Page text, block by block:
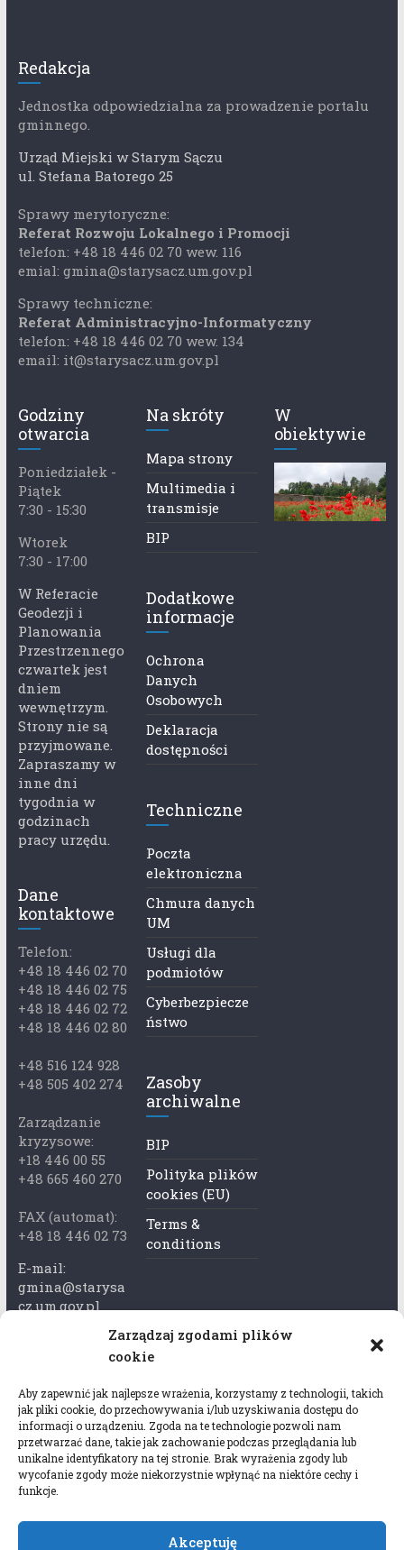
Zarządzaj zgodami plików
cookie
Aby zapewnić jak najlepsze wrażenia, korzystamy z technologii, takich
jak pliki cookie, do przechowywania i/lub uzyskiwania dostępu do
informacji o urządzeniu. Zgoda na te technologie pozwoli nam
przetwarzać dane, takie jak zachowanie podczas przeglądania lub
unikalne identyfikatory na tej stronie. Brak wyrażenia zgody lub
wycofanie zgody może niekorzystnie wpłynąć na niektóre cechy i
funkcje.
Akceptuję
Redakcja
Jednostka odpowiedzialna za prowadzenie portalu
gminnego.
Urząd Miejski w Starym Sączu
ul. Stefana Batorego 25
Sprawy merytoryczne:
Referat Rozwoju Lokalnego i Promocji
telefon: +48 18 446 02 70 wew. 116
emial: gmina@starysacz.um.gov.pl
Sprawy techniczne:
Referat Administracyjno-Informatyczny
telefon: +48 18 446 02 70 wew. 134
email: it@starysacz.um.gov.pl
Godziny
otwarcia
Poniedziałek -
Piątek
7:30 - 15:30
Wtorek
7:30 - 17:00
W Referacie
Geodezji i
Planowania
Przestrzennego
czwartek jest
dniem
wewnętrzym.
Strony nie są
przyjmowane.
Zapraszamy w
inne dni
tygodnia w
godzinach
pracy urzędu.
Dane
kontaktowe
Telefon:
+48 18 446 02 70
+48 18 446 02 75
+48 18 446 02 72
+48 18 446 02 80
+48 516 124 928
+48 505 402 274
Zarządzanie
kryzysowe:
+18 446 00 55
+48 665 460 270
FAX (automat):
+48 18 446 02 73
E-mail:
gmina@starysa
cz.um.gov.pl
Adres skrzynki
rytka
Adres do e-
Doręczeń:
AEL-97528-
78647-USWGJ-
Na skróty
Mapa strony
Multimedia i
transmisje
BIP
Dodatkowe
informacje
Ochrona
Danych
Osobowych
Deklaracja
dostępności
Techniczne
Poczta
elektroniczna
Chmura danych
UM
Usługi dla
podmiotów
Cyberbezpiecze
ństwo
Zasoby
archiwalne
BIP
Polityka plików
cookies (EU)
Terms &
conditions
W
obiektywie